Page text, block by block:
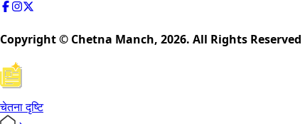
Copyright © Chetna Manch, 2026. All Rights Reserved
चेतना दृष्टि